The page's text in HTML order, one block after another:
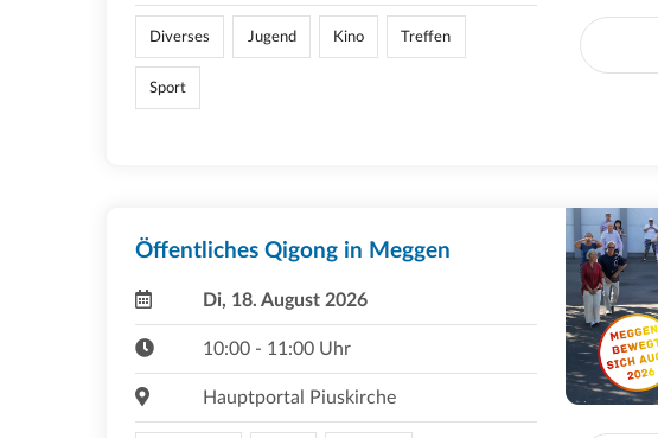
Diverses Jugend Kino Treffen
Sport
Öffentliches Qigong in Meggen
Di, 18. August 2026
10:00 - 11:00 Uhr
Hauptportal Piuskirche